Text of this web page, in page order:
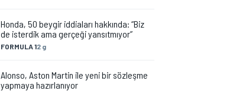
FORMULA 12 g
Honda, 50 beygir iddiaları hakkında: “Biz
de isterdik ama gerçeği yansıtmıyor”
Alonso, Aston Martin ile yeni bir sözleşme
yapmaya hazırlanıyor